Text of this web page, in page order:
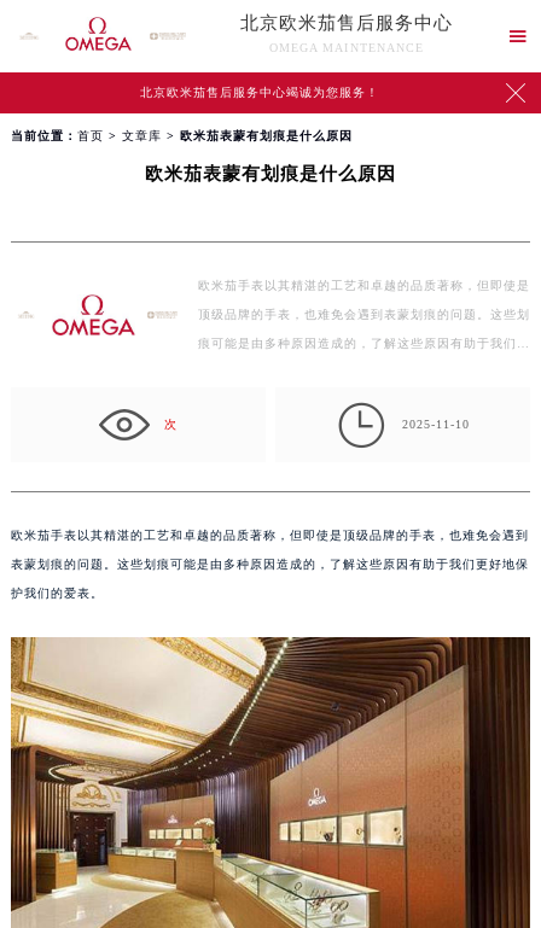
北京欧米茄售后服务中心
OMEGA MAINTENANCE

北京欧米茄售后服务中心竭诚为您服务！ 
当前位置： 首页 > 文章库 > 欧米茄表蒙有划痕是什么原因
欧米茄表蒙有划痕是什么原因
欧米茄手表以其精湛的工艺和卓越的品质著称，但即使是
顶级品牌的手表，也难免会遇到表蒙划痕的问题。这些划
痕可能是由多种原因造成的，了解这些原因有助于我们…
次  2025-11-10
欧米茄手表以其精湛的工艺和卓越的品质著称，但即使是顶级品牌的手表，也难免会遇到
表蒙划痕的问题。这些划痕可能是由多种原因造成的，了解这些原因有助于我们更好地保
护我们的爱表。